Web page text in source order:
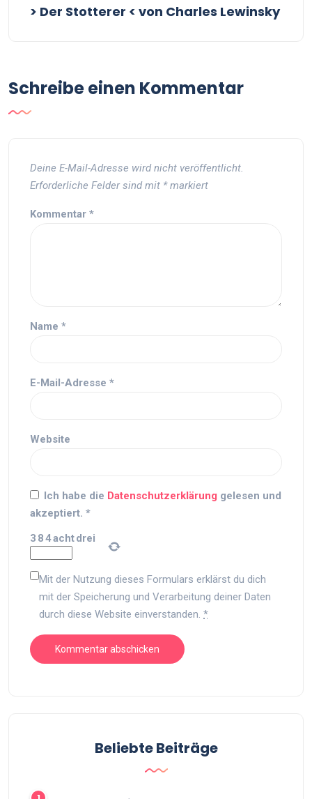
> Der Stotterer < von Charles Lewinsky
Schreibe einen Kommentar
Deine E-Mail-Adresse wird nicht veröffentlicht.
Erforderliche Felder sind mit *markiert
Kommentar *
Name *
E-Mail-Adresse *
Website
Ich habe die Datenschutzerklärung gelesen und
akzeptiert. *
3 84achtdrei
Mit der Nutzung dieses Formulars erklärst du dich
mit der Speicherung und Verarbeitung deiner Daten
durch diese Website einverstanden. *
Beliebte Beiträge